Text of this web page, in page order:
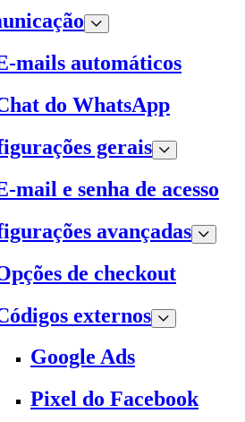
mails automáticos
do WhatsApp
gerais
mail e senha de acesso
avançadas
de checkout
externos
Google Ads
Pixel do Facebook